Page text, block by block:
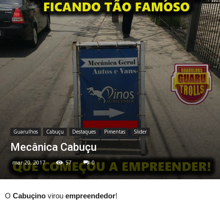
Guarulhos Cabuçu Destaques Pimentas Slider
Mecânica Cabuçu
mar 20, 2017 57 0
O Cabuçino virou empreendedor!